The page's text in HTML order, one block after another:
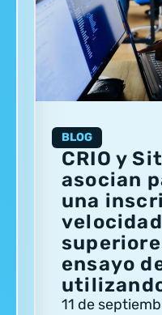
BLOG
CRIO y
asocian
una
ensayo
11 de